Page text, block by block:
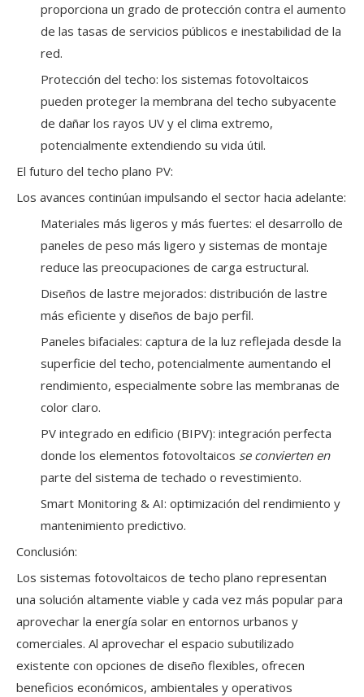
proporciona un grado de protección contra el aumento
de las tasas de servicios públicos e inestabilidad de la
red.
Protección del techo: los sistemas fotovoltaicos
pueden proteger la membrana del techo subyacente
de dañar los rayos UV y el clima extremo,
potencialmente extendiendo su vida útil.
El futuro del techo plano PV:
Los avances continúan impulsando el sector hacia adelante:
Materiales más ligeros y más fuertes: el desarrollo de
paneles de peso más ligero y sistemas de montaje
reduce las preocupaciones de carga estructural.
Diseños de lastre mejorados: distribución de lastre
más eficiente y diseños de bajo perfil.
Paneles bifaciales: captura de la luz reflejada desde la
superficie del techo, potencialmente aumentando el
rendimiento, especialmente sobre las membranas de
color claro.
PV integrado en edificio (BIPV): integración perfecta
donde los elementos fotovoltaicos se convierten en
parte del sistema de techado o revestimiento.
Smart Monitoring & AI: optimización del rendimiento y
mantenimiento predictivo.
Conclusión:
Los sistemas fotovoltaicos de techo plano representan
una solución altamente viable y cada vez más popular para
aprovechar la energía solar en entornos urbanos y
comerciales. Al aprovechar el espacio subutilizado
existente con opciones de diseño flexibles, ofrecen
beneficios económicos, ambientales y operativos